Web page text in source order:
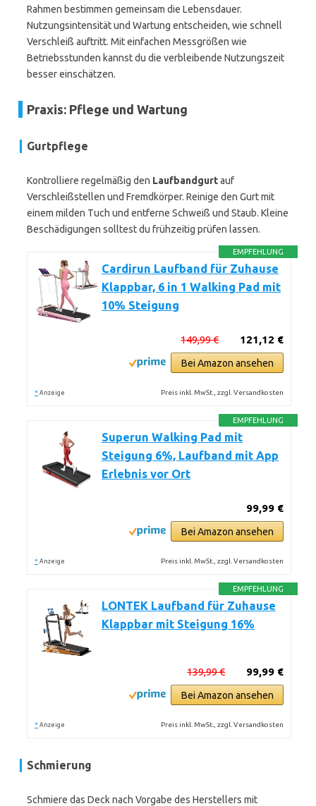
Rahmen bestimmen gemeinsam die Lebensdauer.
Nutzungsintensität und Wartung entscheiden, wie schnell
Verschleiß auftritt. Mit einfachen Messgrößen wie
Betriebsstunden kannst du die verbleibende Nutzungszeit
besser einschätzen.
Praxis: Pflege und Wartung
Gurtpflege
Kontrolliere regelmäßig den Laufbandgurtauf
Verschleißstellen und Fremdkörper. Reinige den Gurt mit
einem milden Tuch und entferne Schweiß und Staub. Kleine
Beschädigungen solltest du frühzeitig prüfen lassen.
EMPFEHLUNG
Cardirun Laufband für Zuhause
Klappbar, 6 in 1 Walking Pad mit
10% Steigung
121,12 €
149,99 €
Bei Amazon ansehen
* Anzeige Preis inkl. MwSt., zzgl. Versandkosten
EMPFEHLUNG
Superun Walking Pad mit
Steigung 6%, Laufband mit App
Erlebnis vor Ort
99,99 €
Bei Amazon ansehen
* Anzeige Preis inkl. MwSt., zzgl. Versandkosten
EMPFEHLUNG
LONTEK Laufband für Zuhause
Klappbar mit Steigung 16%
99,99 €
139,99 €
Bei Amazon ansehen
* Anzeige Preis inkl. MwSt., zzgl. Versandkosten
Schmierung
Schmiere das Deck nach Vorgabe des Herstellers mit